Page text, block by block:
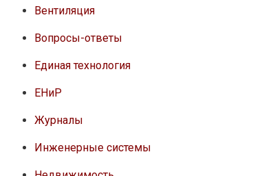
Вентиляция
Вопросы-ответы
Единая технология
ЕНиР
Журналы
Инженерные системы